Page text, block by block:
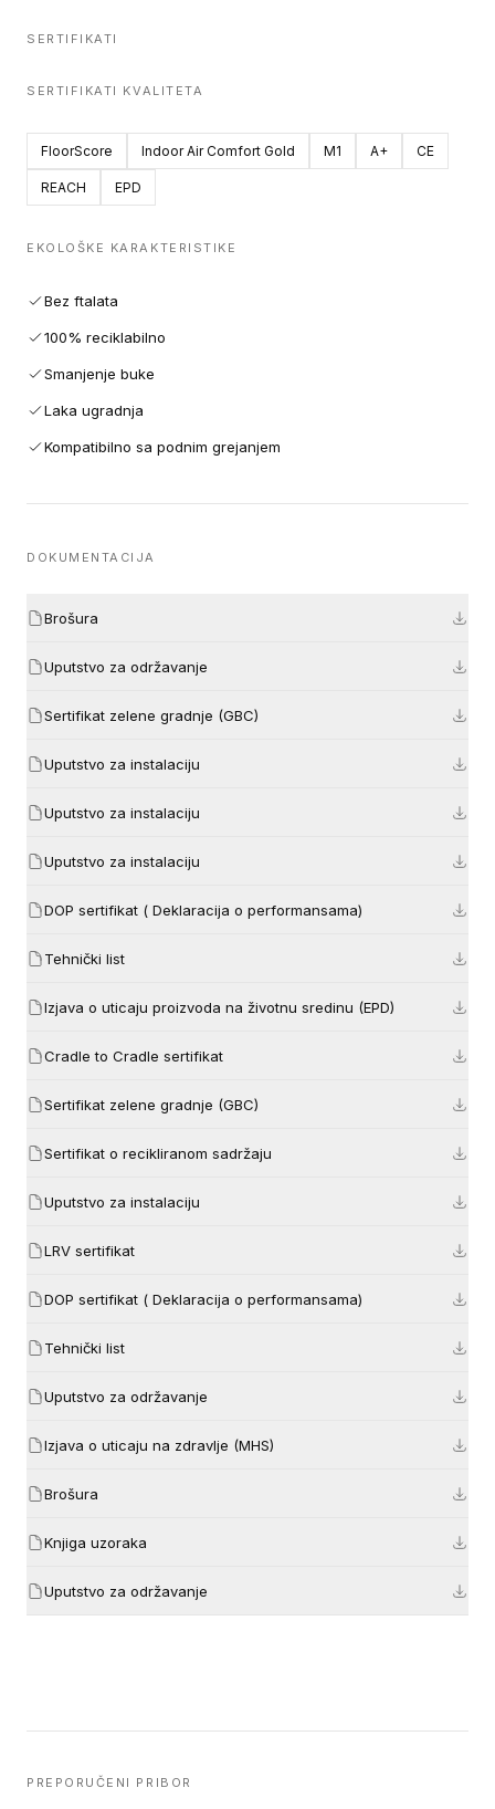
SERTIFIKATI
SERTIFIKATI KVALITETA
FloorScore Indoor Air Comfort Gold M1 A+ CE
REACH EPD
EKOLOŠKE KARAKTERISTIKE
Bez ftalata
100% reciklabilno
Smanjenje buke
Laka ugradnja
Kompatibilno sa podnim grejanjem
DOKUMENTACIJA
Brošura
Uputstvo za održavanje
Sertifikat zelene gradnje (GBC)
Uputstvo za instalaciju
Uputstvo za instalaciju
Uputstvo za instalaciju
DOP sertifikat ( Deklaracija o performansama)
Tehnički list
Izjava o uticaju proizvoda na životnu sredinu (EPD)
Cradle to Cradle sertifikat
Sertifikat zelene gradnje (GBC)
Sertifikat o recikliranom sadržaju
Uputstvo za instalaciju
LRV sertifikat
DOP sertifikat ( Deklaracija o performansama)
Tehnički list
Uputstvo za održavanje
Izjava o uticaju na zdravlje (MHS)
Brošura
Knjiga uzoraka
Uputstvo za održavanje
PREPORUČENI PRIBOR